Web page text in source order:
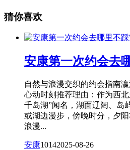
猜你喜欢
安康第一次约会去
自然与浪漫交织的约会指南
心动时刻推荐理由：作为西
千岛湖”闻名，湖面辽阔、岛
或湖边漫步，傍晚时分，夕
浪漫...
安康10142025-08-26